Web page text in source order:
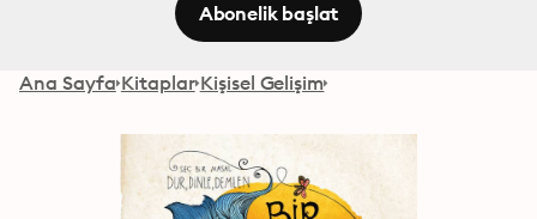
Abonelik başlat
Ana Sayfa Kitaplar Kişisel Gelişim